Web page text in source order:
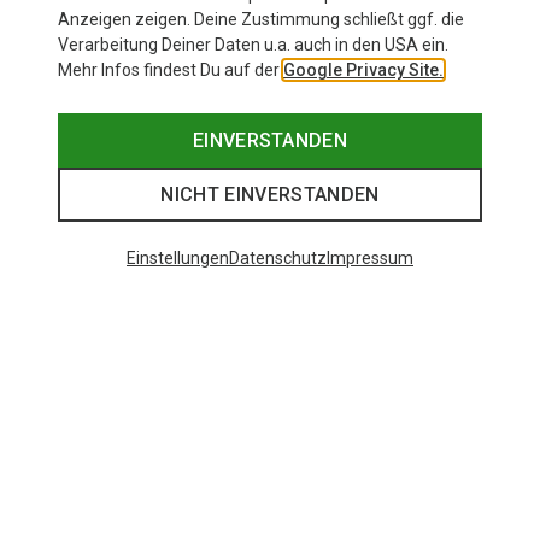
Anzeigen zeigen. Deine Zustimmung schließt ggf. die
Verarbeitung Deiner Daten u.a. auch in den USA ein.
Mehr Infos findest Du auf der Google Privacy Site.
EINVERSTANDEN
NICHT EINVERSTANDEN
EinstellungenDatenschutz Impressum